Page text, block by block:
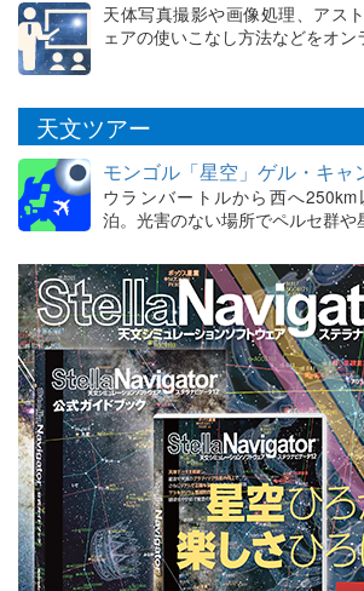
天体写真撮影や画像処理、アス
ェアの使いこなし方法などをオン
天文ツアー
モンゴル「星空」ゲル・キャ
ウランバートルから西へ
泊。光害のない場所でペルセ群や